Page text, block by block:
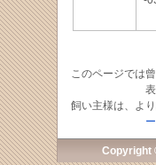
このページでは
飼い主様は、よ
Copyright